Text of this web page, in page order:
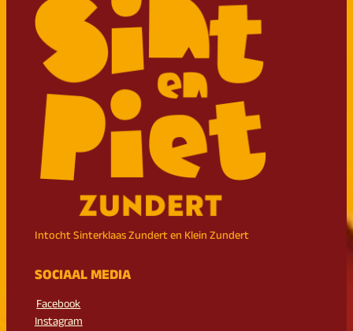
Intocht Sinterklaas Zundert en Klein Zundert
SOCIAAL MEDIA
Facebook
Instagram